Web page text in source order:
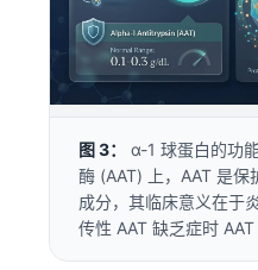
图 3：
α-1 球蛋白的功
酶 (AAT) 上，AAT 是保
成分，其临床意义在于
传性 AAT 缺乏症时